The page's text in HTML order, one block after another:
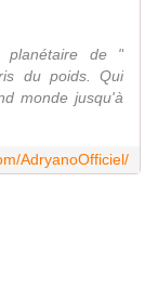
planétaire de "
du poids. Qui
monde jusqu'à
AdryanoOfficiel/